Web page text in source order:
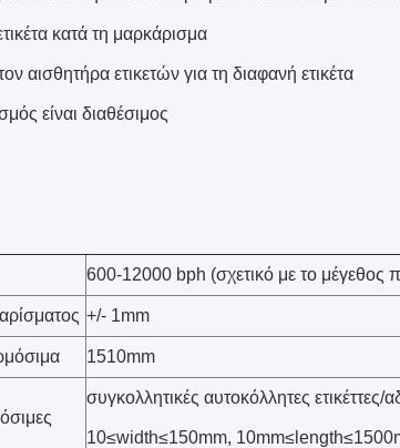
κατά τη μαρκάρισμα
αισθητήρα ετικετών για τη διαφανή ετικέτα
είναι διαθέσιμος
600-12000 bph (σχετικό με το μέγεθος
+/- 1mm
1510mm
συγκολλητικές αυτοκόλλητες
10≤width≤150mm,